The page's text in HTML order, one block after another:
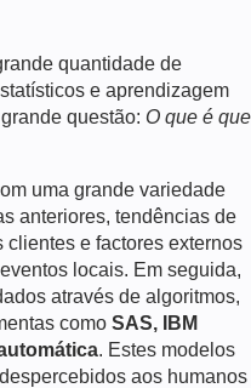
quantidade de
e aprendizagem
questão: O que é que
uma grande variedade
anteriores, tendências de
e factores externos
locais. Em seguida,
através de algoritmos,
como SAS, IBM
. Estes modelos
aos humanos